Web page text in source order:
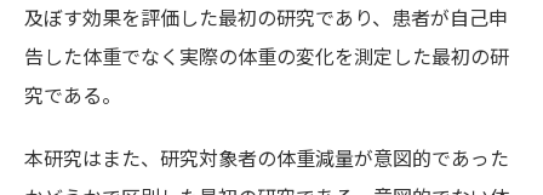
及ぼす効果を評価した最初の研究であり、患者が自己申
告した体重でなく実際の体重の変化を測定した最初の研
究である。
本研究はまた、研究対象者の体重減量が意図的であった